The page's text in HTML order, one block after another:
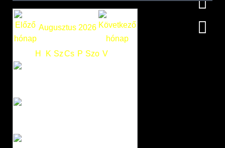
Augusztus 2026
H K SzCs P Szo V